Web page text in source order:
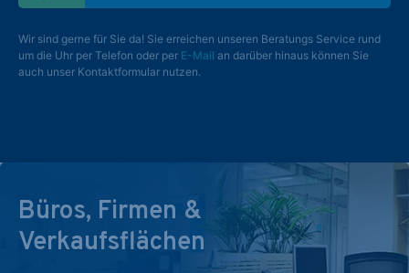
Wir sind gerne für Sie da! Sie erreichen unseren Beratungs Service rund
um die Uhr per Telefon oder per E-Mail an darüber hinaus können Sie
auch unser Kontaktformular nutzen.
Büros, Firmen &
Verkaufsflächen